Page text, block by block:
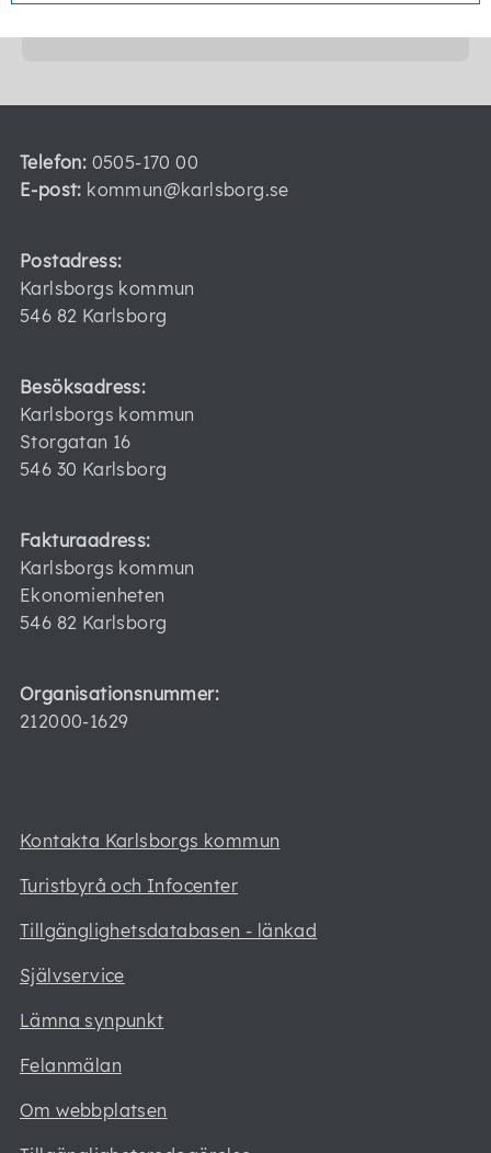
Telefon: 0505-170 00
E-post: kommun@karlsborg.se
Postadress:
Karlsborgs kommun
546 82 Karlsborg
Besöksadress:
Karlsborgs kommun
Storgatan 16
546 30 Karlsborg
Fakturaadress:
Karlsborgs kommun
Ekonomienheten
546 82 Karlsborg
Organisationsnummer:
212000-1629
Kontakta Karlsborgs kommun
Turistbyrå och Infocenter
Tillgänglighetsdatabasen - länkad
Självservice
Lämna synpunkt
Felanmälan
Om webbplatsen